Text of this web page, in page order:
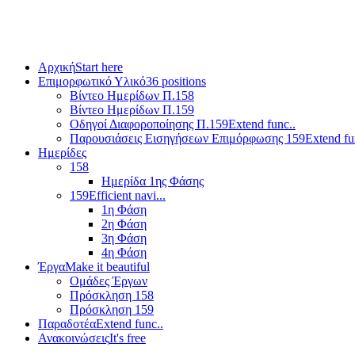
ΑρχικήStart here
Επιμορφωτικό Υλικό36 positions
Βίντεο Ημερίδων Π.158
Βίντεο Ημερίδων Π.159
Οδηγοί Διαφοροποίησης Π.159Extend func..
Παρουσιάσεις Εισηγήσεων Επιμόρφωσης 159Extend
Ημερίδες
158
Ημερίδα 1ης Φάσης
159Efficient navi...
1η Φάση
2η Φάση
3η Φάση
4η Φάση
ΈργαMake it beautiful
Ομάδες Έργων
Πρόσκληση 158
Πρόσκληση 159
ΠαραδοτέαExtend func..
ΑνακοινώσειςIt's free